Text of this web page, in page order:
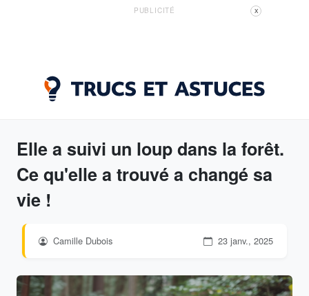
PUBLICITÉ X
Elle a suivi un loup dans la forêt.
Ce qu'elle a trouvé a changé sa
vie !
Camille Dubois 23 janv., 2025